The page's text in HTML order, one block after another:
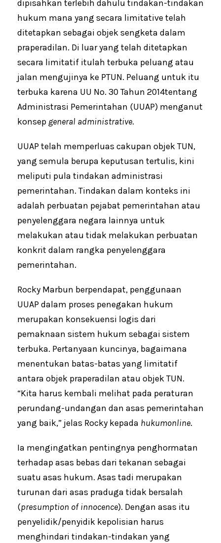
dipisahkan terlebih dahulu tindakan-tindakan
hukum mana yang secara limitative telah
ditetapkan sebagai objek sengketa dalam
praperadilan. Di luar yang telah ditetapkan
secara limitatif itulah terbuka peluang atau
jalan mengujinya ke PTUN. Peluang untuk itu
terbuka karena UU No. 30 Tahun 2014tentang
Administrasi Pemerintahan (UUAP) menganut
konsep general administrative.
UUAP telah memperluas cakupan objek TUN,
yang semula berupa keputusan tertulis, kini
meliputi pula tindakan administrasi
pemerintahan. Tindakan dalam konteks ini
adalah perbuatan pejabat pemerintahan atau
penyelenggara negara lainnya untuk
melakukan atau tidak melakukan perbuatan
konkrit dalam rangka penyelenggara
pemerintahan.
Rocky Marbun berpendapat, penggunaan
UUAP dalam proses penegakan hukum
merupakan konsekuensi logis dari
pemaknaan sistem hukum sebagai sistem
terbuka. Pertanyaan kuncinya, bagaimana
menentukan batas-batas yang limitatif
antara objek praperadilan atau objek TUN.
“Kita harus kembali melihat pada peraturan
perundang-undangan dan asas pemerintahan
yang baik,” jelas Rocky kepada hukumonline.
Ia mengingatkan pentingnya penghormatan
terhadap asas bebas dari tekanan sebagai
suatu asas hukum. Asas tadi merupakan
turunan dari asas praduga tidak bersalah
(presumption of innocence). Dengan asas itu
penyelidik/penyidik kepolisian harus
menghindari tindakan-tindakan yang